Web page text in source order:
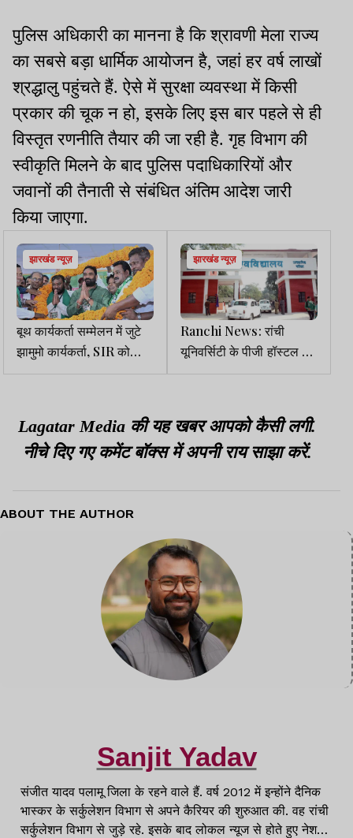
पुलिस अधिकारी का मानना है कि श्रावणी मेला राज्य
का सबसे बड़ा धार्मिक आयोजन है, जहां हर वर्ष लाखों
श्रद्धालु पहुंचते हैं. ऐसे में सुरक्षा व्यवस्था में किसी
प्रकार की चूक न हो, इसके लिए इस बार पहले से ही
विस्तृत रणनीति तैयार की जा रही है. गृह विभाग की
स्वीकृति मिलने के बाद पुलिस पदाधिकारियों और
जवानों की तैनाती से संबंधित अंतिम आदेश जारी
किया जाएगा.
झारखंड न्यूज़
बूथ कार्यकर्ता सम्मेलन में जुटे
झामुमो कार्यकर्ता, SIR को
लेकर नेताओं ने जताई चिंता
झारखंड न्यूज़
Ranchi News: रांची
यूनिवर्सिटी के पीजी हॉस्टल में
कर्मचारियों का अवैध कब्जा,
Lagatar Media की यह खबर आपको कैसी लगी.
नीचे दिए गए कमेंट बॉक्स में अपनी राय साझा करें.
ABOUT THE AUTHOR
Sanjit Yadav
संजीत यादव पलामू जिला के रहने वाले हैं. वर्ष 2012 में इन्होंने दैनिक
भास्कर के सर्कुलेशन विभाग से अपने कैरियर की शुरुआत की. वह रांची
सर्कुलेशन विभाग से जुड़े रहे. इसके बाद लोकल न्यूज से होते हुए नेशनल